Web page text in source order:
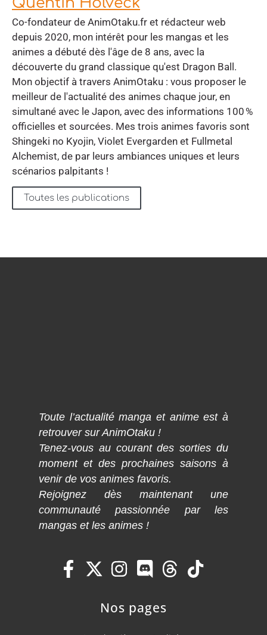
Co-fondateur de AnimOtaku.fr et rédacteur web
depuis 2020, mon intérêt pour les mangas et les
animes a débuté dès l'âge de 8 ans, avec la
découverte du grand classique qu'est Dragon Ball.
Mon objectif à travers AnimOtaku : vous proposer le
meilleur de l'actualité des animes chaque jour, en
simultané avec le Japon, avec des informations 100 %
officielles et sourcées. Mes trois animes favoris sont
Shingeki no Kyojin, Violet Evergarden et Fullmetal
Alchemist, de par leurs ambiances uniques et leurs
scénarios palpitants !
Toutes les publications
Toute l’actualité manga et anime est à
retrouver sur AnimOtaku !
Tenez-vous au courant des sorties du
moment et des prochaines saisons à
venir de vos animes favoris.
Rejoignez dès maintenant une
communauté passionnée par les
mangas et les animes !
Nos pages